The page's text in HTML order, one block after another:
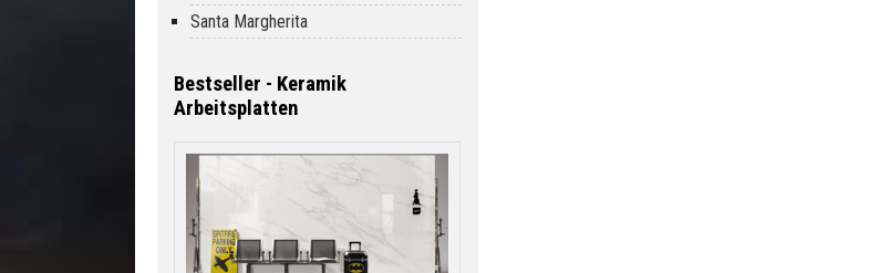
Santa Margherita
Bestseller - Keramik
Arbeitsplatten